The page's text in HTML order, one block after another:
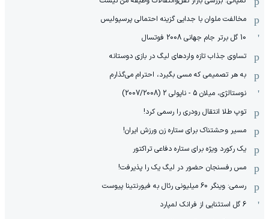
مخالفت ملوان با جدایی گزینه احتمالی پرسپولیس
10 گل برتر جام جهانی 2008 فوتسال
تساوی جذاب تازه واردهای لیگ در بازی دوستانه
به هر تصمیمی که مسی بگیرد، احترام می‌گذارم
نوستالژی، میلان 5 - ناپولی 2 (2007/2008)
توپ طلا انتقال رودری را رسمی کرد!
مسیر وحشتناک برای ستاره زن ورزش ایران!
یک رکورد ویژه برای ستاره دفاعی تراکتور
مس رفسنجان حضور در لیگ یک را پذیرفت!
رسمی: وینگر 60 میلیونی رئال به فیورنتینا پیوست
6 گل استثنایی از فرانک لمپارد